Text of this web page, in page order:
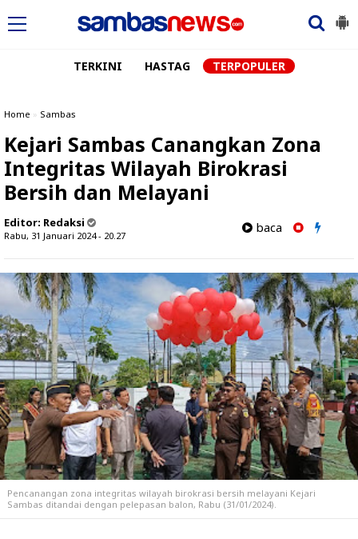
TERKINI HASTAG TERPOPULER
Home » Sambas
Kejari Sambas Canangkan Zona
Integritas Wilayah Birokrasi
Bersih dan Melayani
Editor: Redaksi
Rabu, 31 Januari 2024 - 20.27
baca
Pencanangan zona integritas wilayah birokrasi bersih melayani Kejari
Sambas ditandai dengan pelepasan balon, Rabu (31/01/2024).